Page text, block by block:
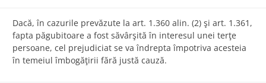
Dacă, în cazurile prevăzute la art. 1.360 alin. (2) şi art. 1.361,
fapta păgubitoare a fost săvârşită în interesul unei terţe
persoane, cel prejudiciat se va îndrepta împotriva acesteia
în temeiul îmbogăţirii fără justă cauză.